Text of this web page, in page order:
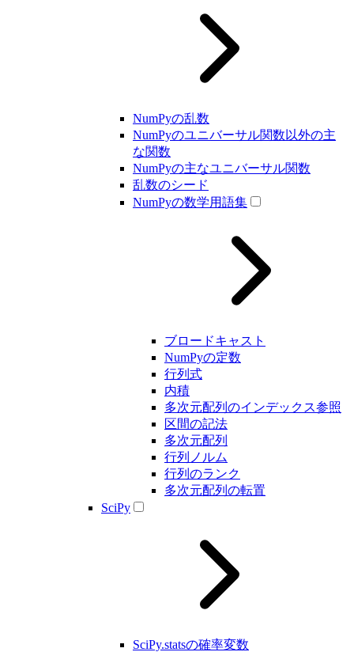
NumPyの乱数
NumPyのユニバーサル関数以外の主
な関数
NumPyの主なユニバーサル関数
乱数のシード
NumPyの数学用語集
ブロードキャスト
NumPyの定数
行列式
内積
多次元配列のインデックス参照
区間の記法
多次元配列
行列ノルム
行列のランク
多次元配列の転置
SciPy
SciPy.statsの確率変数